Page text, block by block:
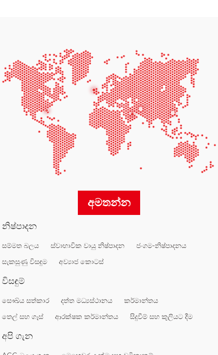
අමතන්න
නිෂ්පාදන
සම්මත බලය ස්වාභාවික වායු නිෂ්පාදන
ජංගම-නිෂ්පාදනය
සැකසුණු විසඳුම
අව්‍යාජ කොටස්
විසඳුම්
සෞඛ්ය සත්කාර දත්ත මධ්‍යස්ථානය
කර්මාන්තය
තෙල් සහ ගෑස්
ආරක්ෂක කර්මාන්තය සිදුවීම් සහ කුලියට දීම
අපි ගැන